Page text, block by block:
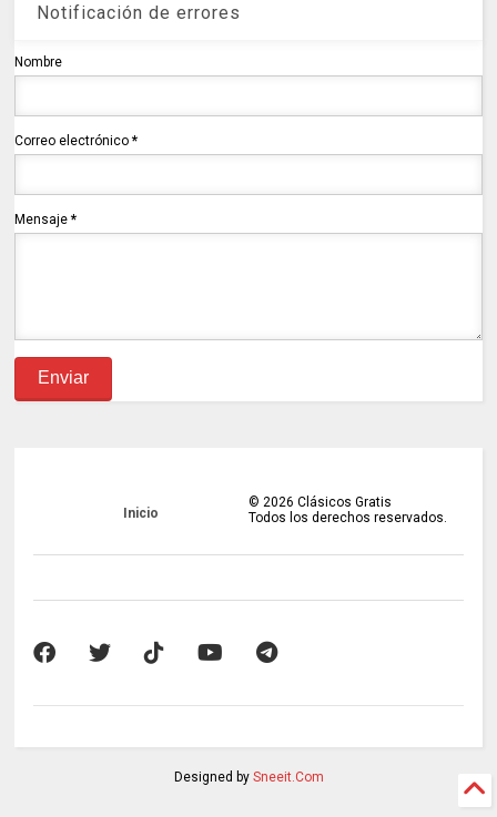
Notificación de errores
Nombre
Correo electrónico*
Mensaje*
Inicio
© 2026 Clásicos Gratis
Todos los derechos reservados.
Designed by Sneeit.Com